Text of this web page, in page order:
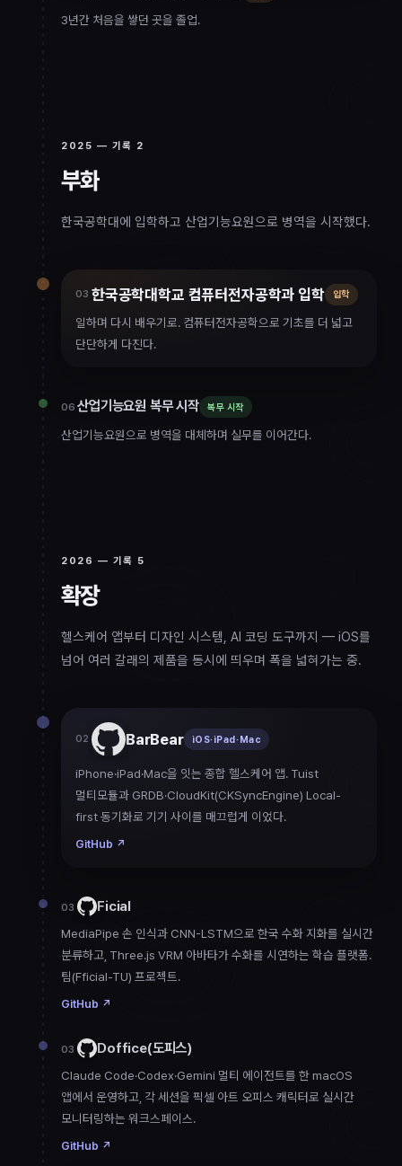
3년간 처음을 쌓던 곳을 졸업.
2025
2025 — 기록 2
부화
한국공학대에 입학하고 산업기능요원으로 병역을 시작했다.
03 한국공학대학교 컴퓨터전자공학과 입학 입학
일하며 다시 배우기로. 컴퓨터전자공학으로 기초를 더 넓고
단단하게 다진다.
06 산업기능요원 복무 시작 복무 시작
산업기능요원으로 병역을 대체하며 실무를 이어간다.
2026
2026 — 기록 5
확장
헬스케어 앱부터 디자인 시스템, AI 코딩 도구까지 — iOS를
넘어 여러 갈래의 제품을 동시에 띄우며 폭을 넓혀가는 중.
02 BarBear iOS·iPad·Mac
iPhone·iPad·Mac을 잇는 종합 헬스케어 앱. Tuist
멀티모듈과 GRDB·CloudKit(CKSyncEngine) Local-
first 동기화로 기기 사이를 매끄럽게 이었다.
GitHub ↗
03 Ficial
MediaPipe 손 인식과 CNN-LSTM으로 한국 수화 지화를 실시간
분류하고, Three.js VRM 아바타가 수화를 시연하는 학습 플랫폼.
팀(Fficial-TU) 프로젝트.
GitHub ↗
03 Doffice(도피스)
Claude Code·Codex·Gemini 멀티 에이전트를 한 macOS
앱에서 운영하고, 각 세션을 픽셀 아트 오피스 캐릭터로 실시간
모니터링하는 워크스페이스.
GitHub ↗